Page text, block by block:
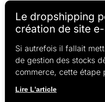
Le dropshipping
création de site
Si autrefois il fallait
de gestion des stocks
commerce, cette étape
Lire L'article